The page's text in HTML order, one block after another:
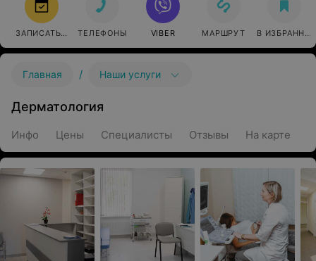
ЗАПИСАТЬСЯ ТЕЛЕФОНЫ VIBER МАРШРУТ В ИЗБРАННОЕ
Главная / Наши услуги
Дерматология
Инфо Цены Специалисты Отзывы На карте